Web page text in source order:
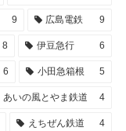
9 広島電鉄 9
8 伊豆急行 6
6 小田急箱根 5
あいの風とやま鉄道 4
えちぜん鉄道 4